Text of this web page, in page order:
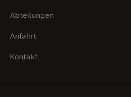
Abteilungen
Anfahrt
Kontakt